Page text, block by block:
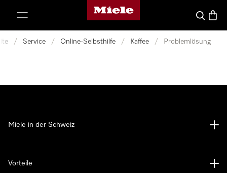
Miele-Homepage
Suche
/ Service / Online-Selbsthilfe / Kaffee / Problemlösung
Miele in der Schweiz
Vorteile